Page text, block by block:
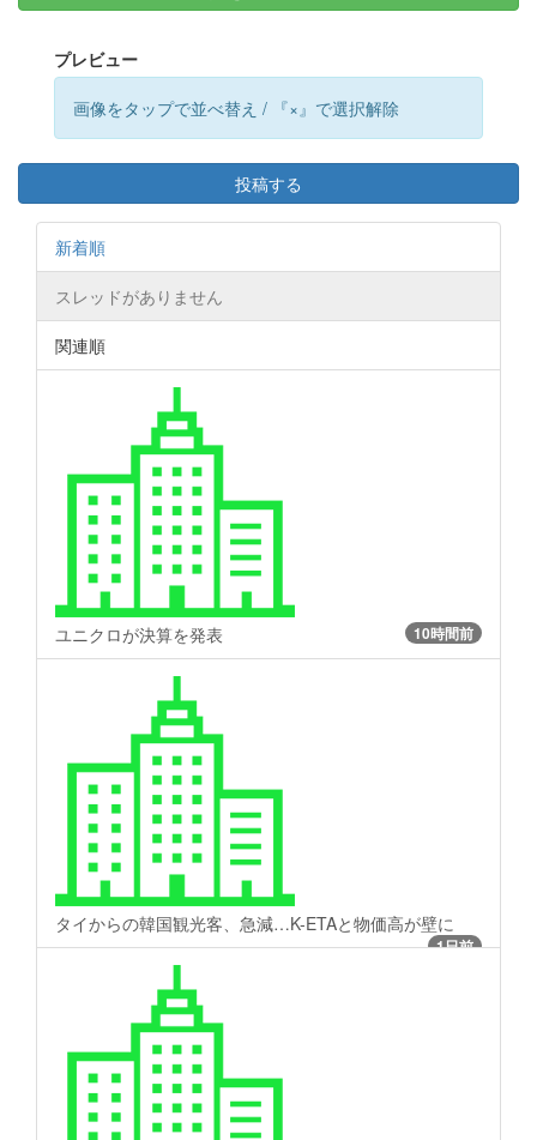
プレビュー
画像をタップで並べ替え / 『×』で選択解除
投稿する
新着順
スレッドがありません
関連順
ユニクロが決算を発表 10時間前
タイからの韓国観光客、急減…K-ETAと物価高が壁に
1日前